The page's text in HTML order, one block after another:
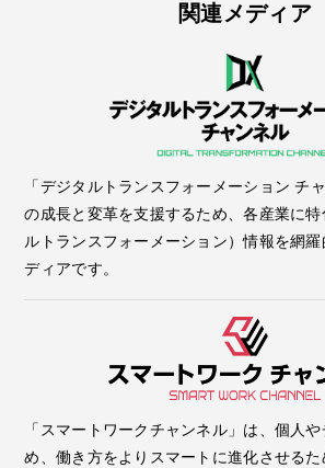
関連メディア
「デジタルトランスフォーメーション チ
の成長と変革を支援するため、各産業に
ルトランスフォーメーション）情報を網
ディアです。
「スマートワークチャンネル」は、個人
め、働き方をよりスマートに進化させる